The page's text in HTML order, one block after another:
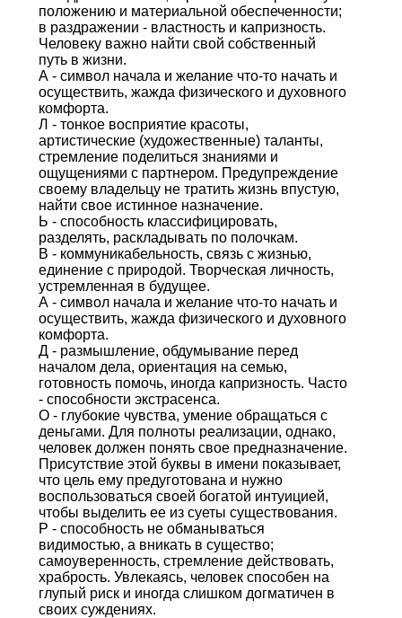
положению и материальной обеспеченности;
в раздражении - властность и капризность.
Человеку важно найти свой собственный
путь в жизни.
А - символ начала и желание что-то начать и
осуществить, жажда физического и духовного
комфорта.
Л - тонкое восприятие красоты,
артистические (художественные) таланты,
стремление поделиться знаниями и
ощущениями с партнером. Предупреждение
своему владельцу не тратить жизнь впустую,
найти свое истинное назначение.
Ь - способность классифицировать,
разделять, раскладывать по полочкам.
В - коммуникабельность, связь с жизнью,
единение с природой. Творческая личность,
устремленная в будущее.
А - символ начала и желание что-то начать и
осуществить, жажда физического и духовного
комфорта.
Д - размышление, обдумывание перед
началом дела, ориентация на семью,
готовность помочь, иногда капризность. Часто
- способности экстрасенса.
О - глубокие чувства, умение обращаться с
деньгами. Для полноты реализации, однако,
человек должен понять свое предназначение.
Присутствие этой буквы в имени показывает,
что цель ему предуготована и нужно
воспользоваться своей богатой интуицией,
чтобы выделить ее из суеты существования.
Р - способность не обманываться
видимостью, а вникать в существо;
самоуверенность, стремление действовать,
храбрость. Увлекаясь, человек способен на
глупый риск и иногда слишком догматичен в
своих суждениях.